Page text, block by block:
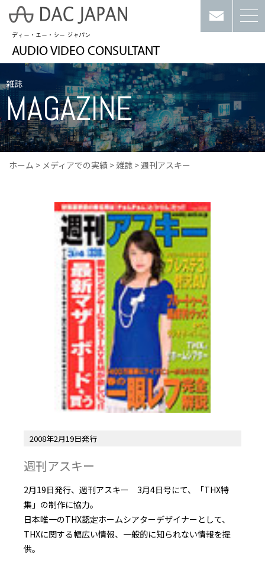
ディー・エー・シー ジャパン
AUDIO VIDEO CONSULTANT
雑誌
MAGAZINE
ホーム > メディアでの実績 > 雑誌 >週刊アスキー
2008年2月19日発行
週刊アスキー
2月19日発行、週刊アスキー 3月4日号にて、「THX特
集」の制作に協力。
日本唯一のTHX認定ホームシアターデザイナーとして、
THXに関する幅広い情報、一般的に知られない情報を提
供。